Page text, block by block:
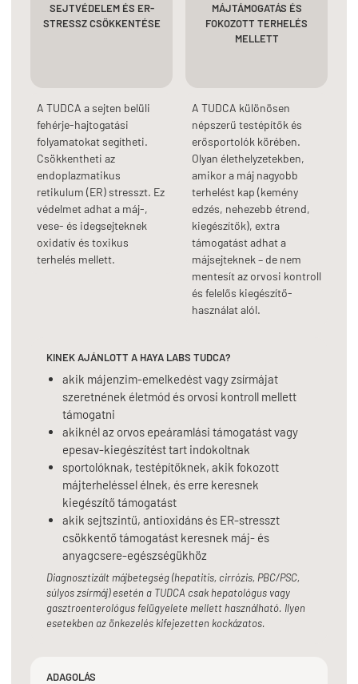
SEJTVÉDELEM ÉS ER-
STRESSZ CSÖKKENTÉSE
A TUDCA a sejten belüli
fehérje-hajtogatási
folyamatokat segítheti.
Csökkentheti az
endoplazmatikus
retikulum (ER) stresszt. Ez
védelmet adhat a máj-,
vese- és idegsejteknek
oxidatív és toxikus
terhelés mellett.
MÁJTÁMOGATÁS ÉS
FOKOZOTT TERHELÉS
MELLETT
A TUDCA különösen
népszerű testépítők és
erősportolók körében.
Olyan élethelyzetekben,
amikor a máj nagyobb
terhelést kap (kemény
edzés, nehezebb étrend,
kiegészítők), extra
támogatást adhat a
májsejteknek – de nem
mentesít az orvosi kontroll
és felelős kiegészítő-
használat alól.
KINEK AJÁNLOTT A HAYA LABS TUDCA?
akik májenzim-emelkedést vagy zsírmájat
szeretnének életmód és orvosi kontroll mellett
támogatni
akiknél az orvos epeáramlási támogatást vagy
epesav-kiegészítést tart indokoltnak
sportolóknak, testépítőknek, akik fokozott
májterheléssel élnek, és erre keresnek
kiegészítő támogatást
akik sejtszintű, antioxidáns és ER-stresszt
csökkentő támogatást keresnek máj- és
anyagcsere-egészségükhöz
Diagnosztizált májbetegség (hepatitis, cirrózis, PBC/PSC,
súlyos zsírmáj) esetén a TUDCA csak hepatológus vagy
gasztroenterológus felügyelete mellett használható. Ilyen
esetekben az önkezelés kifejezetten kockázatos.
ADAGOLÁS